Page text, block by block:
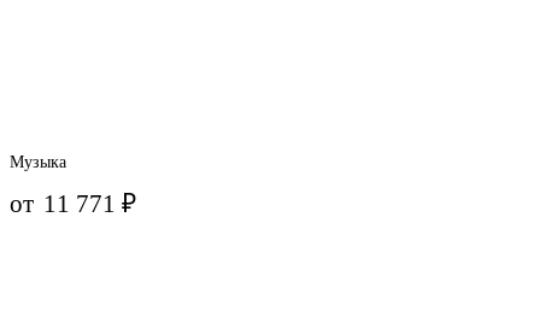
Музыка
от 11 771₽